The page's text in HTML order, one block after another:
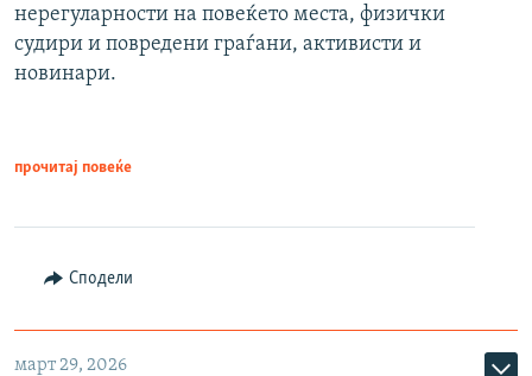
нерегуларности на повеќето места, физички
судири и повредени граѓани, активисти и
новинари.
прочитај повеќе
Сподели
март 29, 2026